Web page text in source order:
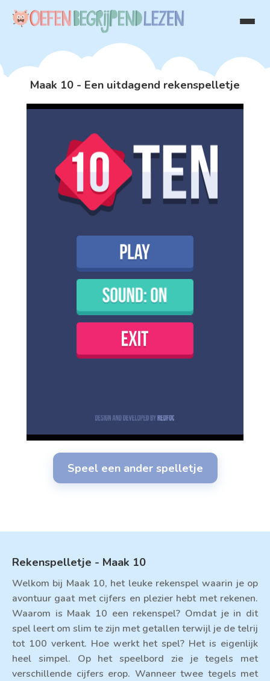
Maak 10 - Een uitdagend rekenspelletje
Speel een ander spelletje
Rekenspelletje - Maak 10
Welkom bij Maak 10, het leuke rekenspel waarin je op
avontuur gaat met cijfers en plezier hebt met rekenen.
Waarom is Maak 10 een rekenspel? Omdat je in dit
spel leert om slim te zijn met getallen terwijl je de telrij
tot 100 verkent. Hoe werkt het spel? Het is eigenlijk
heel simpel. Op het speelbord zie je tegels met
verschillende cijfers erop. Wanneer twee tegels met